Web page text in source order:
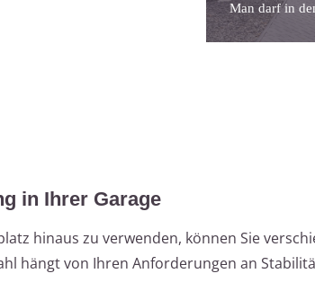
Man darf in
in Ihrer Garage
hinaus zu verwenden, können Sie
hängt von Ihren Anforderungen an